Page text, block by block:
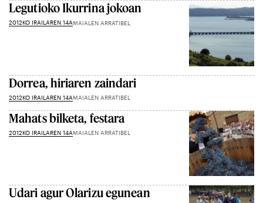
Legutioko Ikurrina jokoan
2012KO IRAILAREN 14AMAIALEN ARRATIBEL
Dorrea, hiriaren zaindari
2012KO IRAILAREN 14AMAIALEN ARRATIBEL
Mahats bilketa, festara
2012KO IRAILAREN 14AMAIALEN ARRATIBEL
Udari agur Olarizu egunean